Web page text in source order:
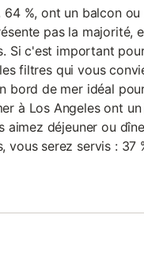
64 %, ont un balcon
pas la majorité,
Si c'est important
filtres qui vous
bord de mer idéal
à Los Angeles ont
aimez déjeuner ou
vous serez servis :